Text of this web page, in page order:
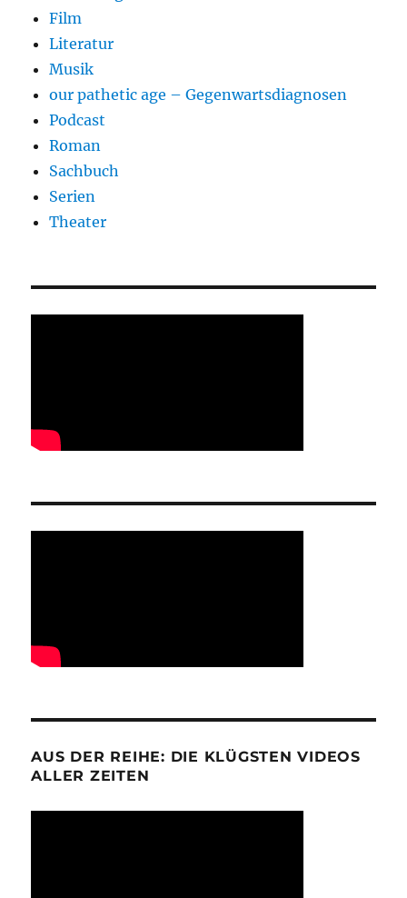
Film
Literatur
Musik
our pathetic age – Gegenwartsdiagnosen
Podcast
Roman
Sachbuch
Serien
Theater
AUS DER REIHE: DIE KLÜGSTEN VIDEOS
ALLER ZEITEN